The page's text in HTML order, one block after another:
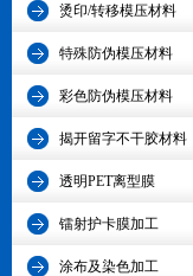
烫印/转移模压材料
特殊防伪模压材料
彩色防伪模压材料
揭开留字不干胶材料
透明PET离型膜
镭射护卡膜加工
涂布及染色加工